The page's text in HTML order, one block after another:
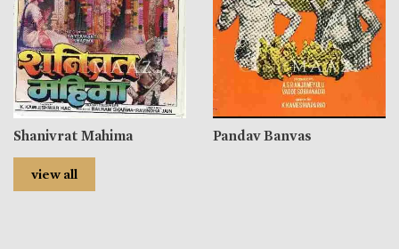
Shanivrat Mahima Pandav Banvas
view all